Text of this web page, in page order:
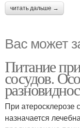
читать дальше →
Вас может
Питание
сосудов.
При атеросклерозе
назначается